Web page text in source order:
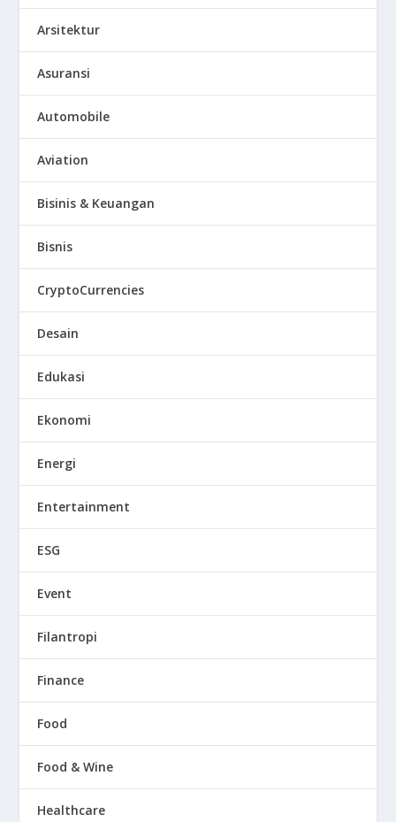
Arsitektur
Asuransi
Automobile
Aviation
Bisinis & Keuangan
Bisnis
CryptoCurrencies
Desain
Edukasi
Ekonomi
Energi
Entertainment
ESG
Event
Filantropi
Finance
Food
Food & Wine
Healthcare